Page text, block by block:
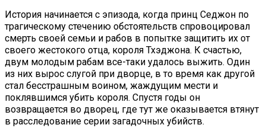
История начинается с эпизода, когда принц Седжон по
трагическому стечению обстоятельств спровоцировал
смерть своей семьи и рабов в попытке защитить их от
своего жестокого отца, короля Тхэджона. К счастью,
двум молодым рабам все-таки удалось выжить. Один
из них вырос слугой при дворце, в то время как другой
стал бесстрашным воином, жаждущим мести и
поклявшимся убить короля. Спустя годы он
возвращается во дворец, где тут же оказывается втянут
в расследование серии загадочных убийств.